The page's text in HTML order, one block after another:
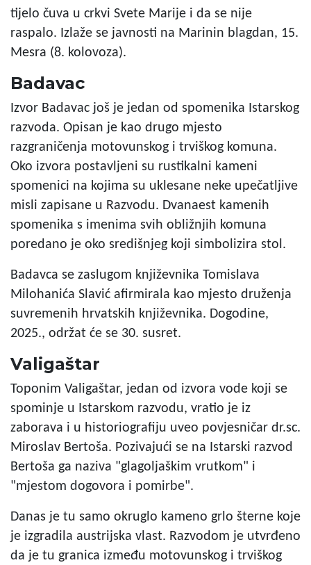
tijelo čuva u crkvi Svete Marije i da se nije
raspalo. Izlaže se javnosti na Marinin blagdan, 15.
Mesra (8. kolovoza).
Badavac
Izvor Badavac još je jedan od spomenika Istarskog
razvoda. Opisan je kao drugo mjesto
razgraničenja motovunskog i trviškog komuna.
Oko izvora postavljeni su rustikalni kameni
spomenici na kojima su uklesane neke upečatljive
misli zapisane u Razvodu. Dvanaest kamenih
spomenika s imenima svih obližnjih komuna
poredano je oko središnjeg koji simbolizira stol.
Badavca se zaslugom književnika Tomislava
Milohanića Slavić afirmirala kao mjesto druženja
suvremenih hrvatskih književnika. Dogodine,
2025., održat će se 30. susret.
Valigaštar
Toponim Valigaštar, jedan od izvora vode koji se
spominje u Istarskom razvodu, vratio je iz
zaborava i u historiografiju uveo povjesničar dr.sc.
Miroslav Bertoša. Pozivajući se na Istarski razvod
Bertoša ga naziva "glagoljaškim vrutkom" i
"mjestom dogovora i pomirbe".
Danas je tu samo okruglo kameno grlo šterne koje
je izgradila austrijska vlast. Razvodom je utvrđeno
da je tu granica između motovunskog i trviškog